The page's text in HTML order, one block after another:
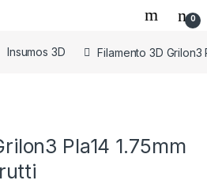
0
Insumos 3D Filamento 3D Grilon3
Pla14 1.75mm